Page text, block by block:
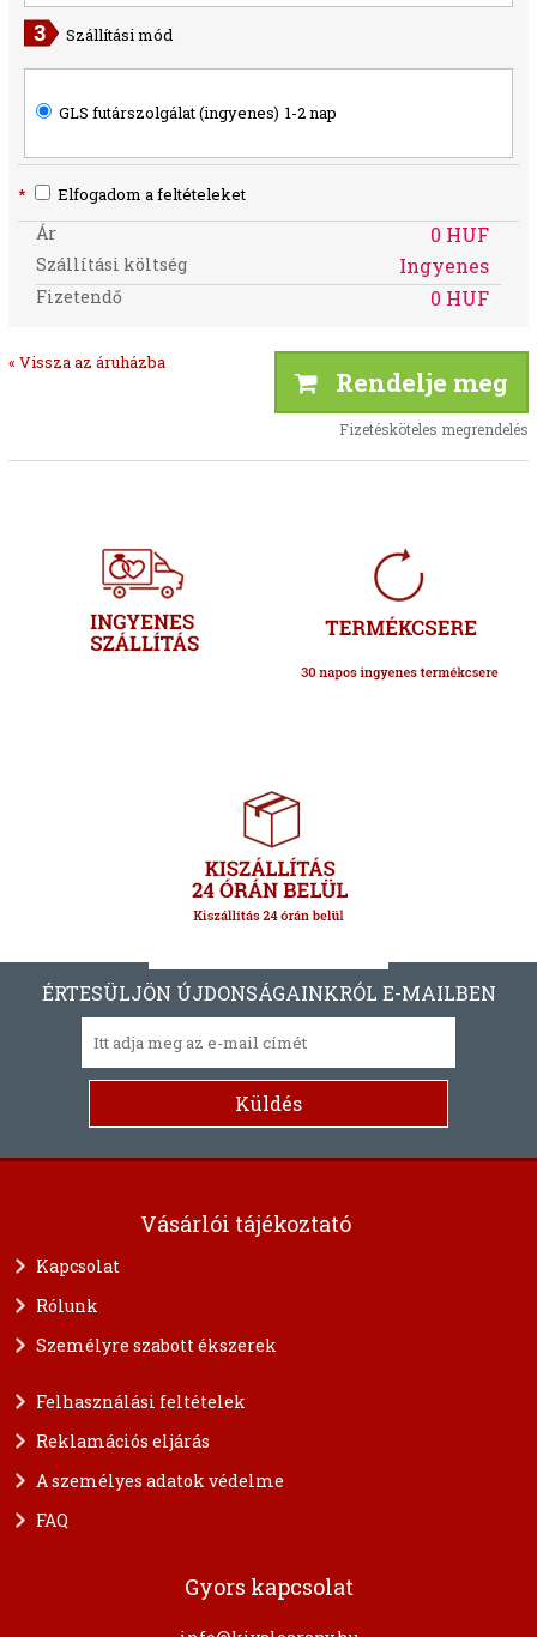
Szállítási mód
GLS futárszolgálat (ingyenes) 1-2 nap
* Elfogadom a feltételeket
Ár 0 HUF
Szállítási költség Ingyenes
Fizetendő 0 HUF
« Vissza az áruházba
Rendelje meg
Fizetésköteles megrendelés
ÉRTESÜLJÖN ÚJDONSÁGAINKRÓL E-MAILBEN
Vásárlói tájékoztató
Kapcsolat
Rólunk
Személyre szabott ékszerek
Felhasználási feltételek
Reklamációs eljárás
A személyes adatok védelme
FAQ
Gyors kapcsolat